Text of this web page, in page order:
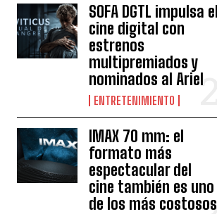
SOFA DGTL impulsa el
cine digital con
estrenos
multipremiados y
nominados al Ariel
ENTRETENIMIENTO
IMAX 70 mm: el
formato más
espectacular del
cine también es uno
de los más costosos